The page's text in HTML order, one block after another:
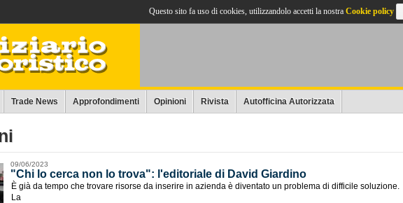
Trade News Approfondimenti Opinioni Rivista Autofficina Autorizzata
09/06/2023
"Chi lo cerca non lo trova": l'editoriale di David Giardino
È già da tempo che trovare risorse da inserire in azienda è diventato un problema di difficile soluzione.
La
Questo sito fa uso di cookies, utilizzandolo accetti la nostra Cookie policy